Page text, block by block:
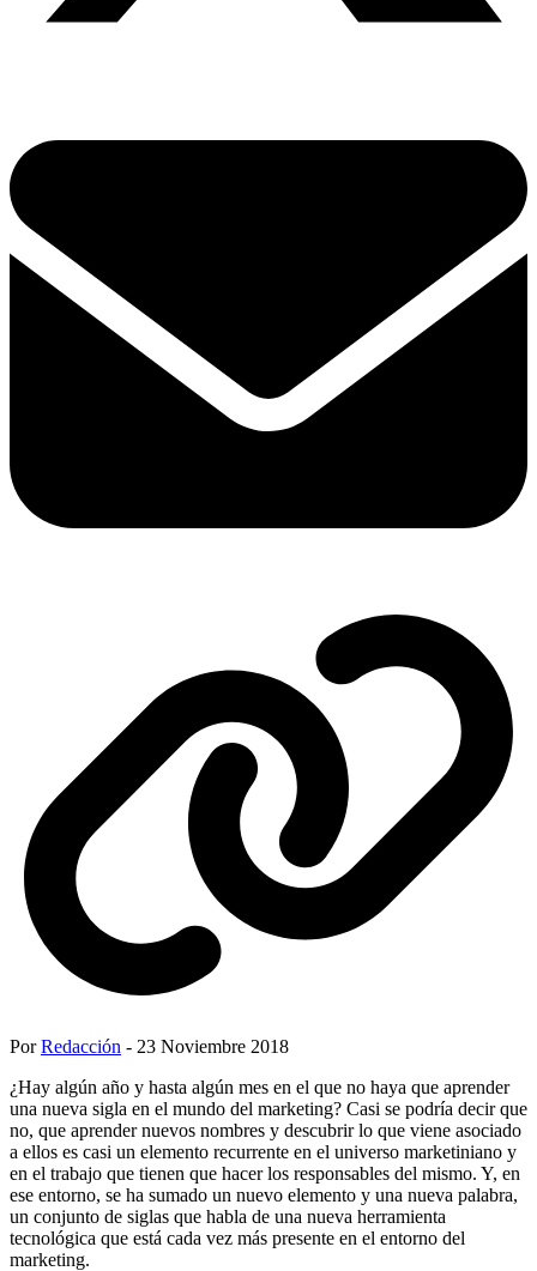
PorRedacción - 23 Noviembre 2018
¿Hay algún año y hasta algún mes en el que no haya que aprender
una nueva sigla en el mundo del marketing? Casi se podría decir que
no, que aprender nuevos nombres y descubrir lo que viene asociado
a ellos es casi un elemento recurrente en el universo marketiniano y
en el trabajo que tienen que hacer los responsables del mismo. Y, en
ese entorno, se ha sumado un nuevo elemento y una nueva palabra,
un conjunto de siglas que habla de una nueva herramienta
tecnológica que está cada vez más presente en el entorno del
marketing.